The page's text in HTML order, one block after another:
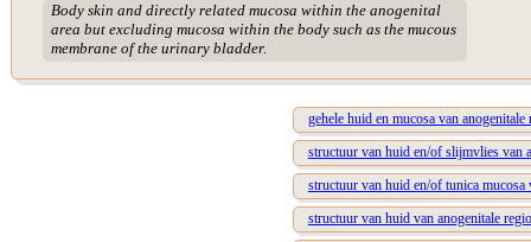
Body skin and directly related mucosa within the anogenital
area but excluding mucosa within the body such as the mucous
membrane of the urinary bladder.
gehele huid en mucosa van anogenitale
structuur van huid en/of slijmvlies van
structuur van huid en/of tunica mucosa
structuur van huid van anogenitale regio